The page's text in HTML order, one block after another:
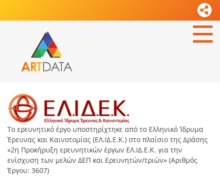
Το ερευνητικό έργο υποστηρίχτηκε από το Ελληνικό Ίδρυμα
Έρευνας και Καινοτομίας (ΕΛ.ΙΔ.Ε.Κ.) στο πλαίσιο της Δράσης
«2η Προκήρυξη ερευνητικών έργων ΕΛ.ΙΔ.Ε.Κ. για την
ενίσχυση των μελών ΔΕΠ και Ερευνητών/τριών» (Αριθμός
Έργου: 3607)